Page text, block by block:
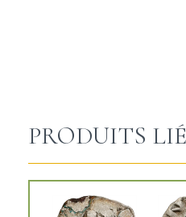
PRODUITS